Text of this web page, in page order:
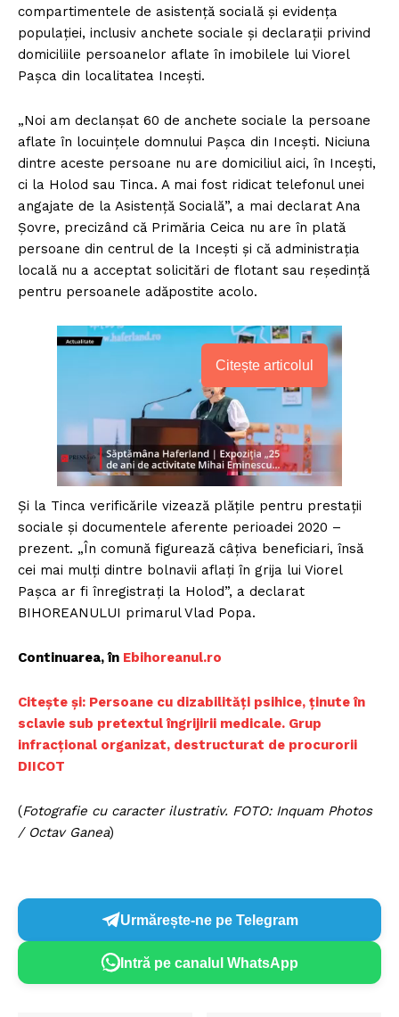
compartimentele de asistență socială și evidența
populației, inclusiv anchete sociale și declarații privind
domiciliile persoanelor aflate în imobilele lui Viorel
Pașca din localitatea Inceşti.
„Noi am declanșat 60 de anchete sociale la persoane
aflate în locuințele domnului Pașca din Incești. Niciuna
dintre aceste persoane nu are domiciliul aici, în Incești,
ci la Holod sau Tinca. A mai fost ridicat telefonul unei
angajate de la Asistență Socială”, a mai declarat Ana
Șovre, precizând că Primăria Ceica nu are în plată
persoane din centrul de la Incești și că administrația
locală nu a acceptat solicitări de flotant sau reședință
pentru persoanele adăpostite acolo.
Citește articolul
Şi la Tinca verificările vizează plățile pentru prestații
sociale și documentele aferente perioadei 2020 –
prezent. „În comună figurează câțiva beneficiari, însă
cei mai mulți dintre bolnavii aflați în grija lui Viorel
Pașca ar fi înregistrați la Holod”, a declarat
BIHOREANULUI primarul Vlad Popa.
Continuarea, în Ebihoreanul.ro
Citește și: Persoane cu dizabilități psihice, ținute în
sclavie sub pretextul îngrijirii medicale. Grup
infracțional organizat, destructurat de procurorii
DIICOT
(Fotografie cu caracter ilustrativ. FOTO: Inquam Photos
/ Octav Ganea)
Urmărește-ne pe Telegram
Intră pe canalul WhatsApp